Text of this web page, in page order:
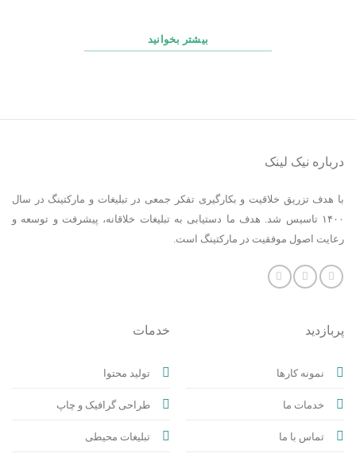
بیشتر بخوانید
درباره نیک لینک
با هدف تزریق خلاقیت و بکارگیری تفکر جمعی در تبلیغات و مارکتینگ در سال
۱۴۰۰ تاسیس شد. هدف ما دستیابی به تبلیغات خلاقانه، پیشرفت و توسعه و
رعایت اصول موفقیت در مارکتینگ است.
پربازدید
نمونه کارها
خدمات ما
تماس با ما
خدمات
تولید محتوا
طراحی گرافیک و چاپ
تبلیغات محیطی